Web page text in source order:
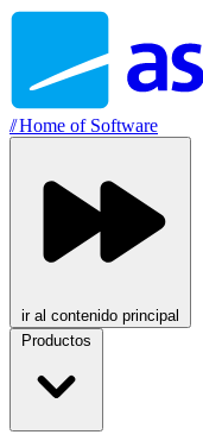
//Home of Software
ir al contenido principal
Productos